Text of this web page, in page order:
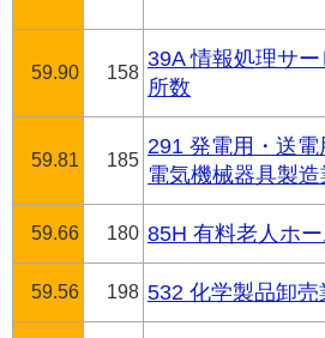
59.90 158
39A 情報処理サ
所数
59.81 185
291 発電用・送電
電気機械器具製
59.66 180 85H 有料老人ホ
59.56 198 532 化学製品卸売